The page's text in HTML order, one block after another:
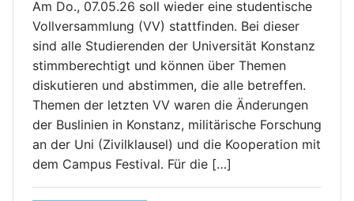
Am Do., 07.05.26 soll wieder eine studentische
Vollversammlung (VV) stattfinden. Bei dieser
sind alle Studierenden der Universität Konstanz
stimmberechtigt und können über Themen
diskutieren und abstimmen, die alle betreffen.
Themen der letzten VV waren die Änderungen
der Buslinien in Konstanz, militärische Forschung
an der Uni (Zivilklausel) und die Kooperation mit
dem Campus Festival. Für die […]